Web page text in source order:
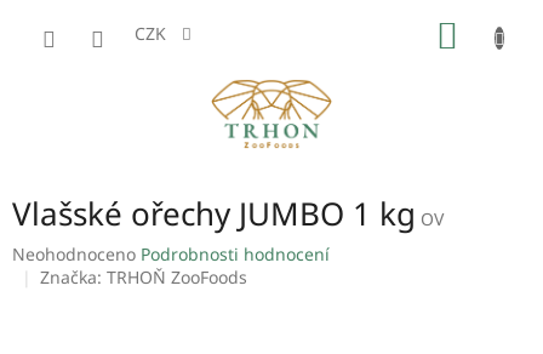
CZK
Vlašské ořechy JUMBO 1 kg OV
Průměrné
hodnocení
Neohodnoceno Podrobnosti hodnocení
Značka: TRHOŇ ZooFoods